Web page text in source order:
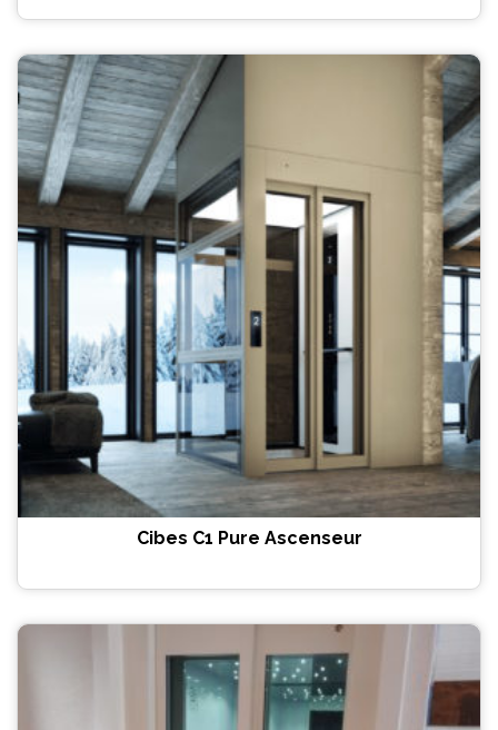
Cibes C1 Pure Ascenseur